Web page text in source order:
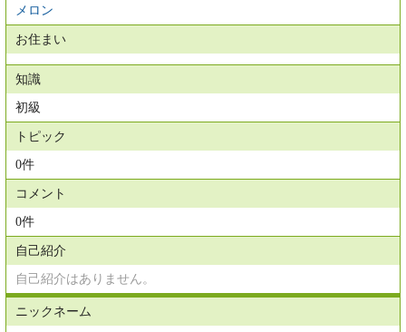
メロン
お住まい
知識
初級
トピック
0件
コメント
0件
自己紹介
自己紹介はありません。
ニックネーム